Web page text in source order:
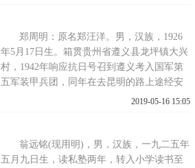
园，刘富昌付出了自己后半生的全部心血。
抗日战争爆发后，
郑周明：原名郑汪洋。男，汉族，1926
年5月17日生。箱贯贵州省遵义县龙坪镇大兴
村，1942年响应抗日号召到遵义考入国军第
五军装甲兵团，同年在去昆明的路上途经安
顺时被编入止江机械化学校，后步行到昆明
班开车，任上士班长。参加了新坪洋、密支
那、八莫、南坎等战役的运
2019-05-16 15:05
翁远铭(现用明)，男，汉族，一九二五年
五月九日生，读私塾两年，转入小学读书至